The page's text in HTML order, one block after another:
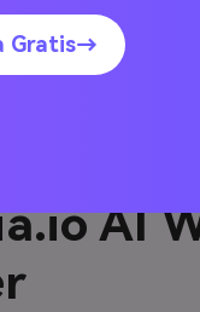
AI
Gratis→